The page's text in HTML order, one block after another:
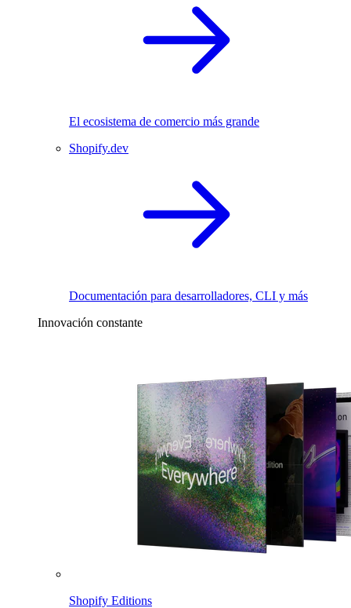
El ecosistema de comercio más grande
Shopify.dev
Documentación para desarrolladores, CLI y más
Innovación constante
Shopify Editions